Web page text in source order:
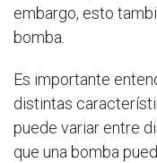
embargo, esto
bomba.
Es importante
distintas
puede variar entre
que una bomba